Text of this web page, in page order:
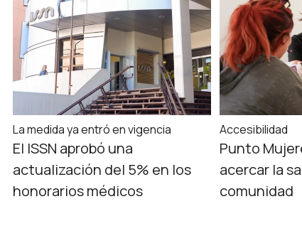
La medida ya entró en vigencia
El ISSN aprobó una
actualización del 5% en los
honorarios médicos
Accesibilidad
Punto
acercar la
comunidad